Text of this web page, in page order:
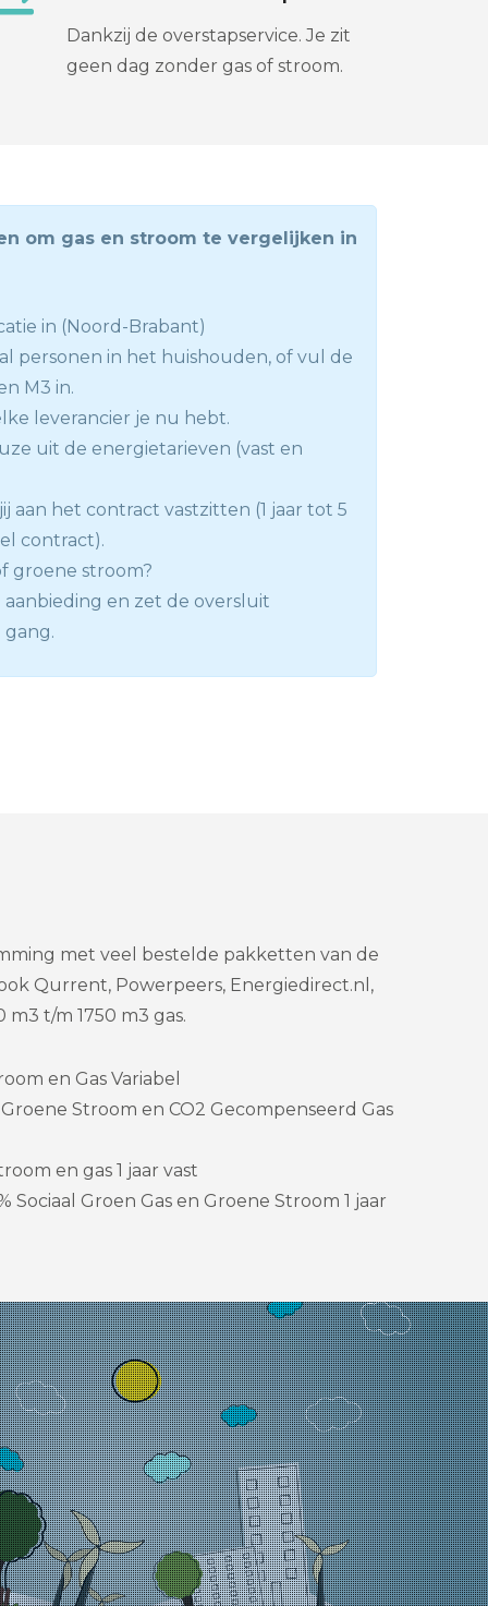
Dankzij de overstapservice. Je zit
geen dag zonder gas of stroom.
om gas en stroom te vergelijken in
in (Noord-Brabant)
personen in het huishouden, of vul de
M3 in.
leverancier je nu hebt.
uit de energietarieven (vast en
aan het contract vastzitten (1 jaar tot 5
contract).
groene stroom?
aanbieding en zet de oversluit
met veel bestelde pakketten van de
Qurrent, Powerpeers, Energiedirect.nl,
t/m 1750 m3 gas.
en Gas Variabel
Stroom en CO2 Gecompenseerd Gas
en gas 1 jaar vast
Sociaal Groen Gas en Groene Stroom 1 jaar